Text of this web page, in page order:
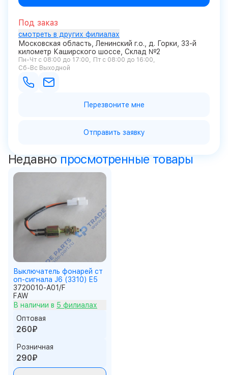
Под заказ
смотреть в других филиалах
Московская область, Ленинский г.о., д. Горки, 33-й
километр Каширского шоссе, Склад №2
Пн-Чт с 08:00 до 17:00
Пт с 08:00 до 16:00
Сб-Вс Выходной
Перезвоните мне
Отправить заявку
Недавно просмотренные товары
Выключатель фонарей ст
оп-сигнала J6 (3310) E5
3720010-A01/F
FAW
В наличии в 5 филиалах
Оптовая
260₽
Розничная
290₽